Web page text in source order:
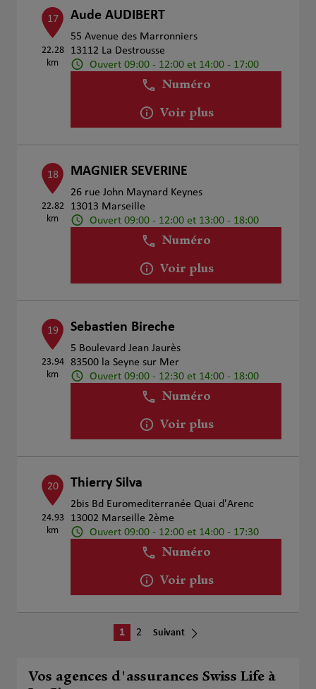
17
22.28
km
Aude AUDIBERT
55 Avenue des Marronniers
13112 La Destrousse
Ouvert 09:00 - 12:00 et 14:00 - 17:00
Numéro
Voir plus
18
22.82
km
MAGNIER SEVERINE
26 rue John Maynard Keynes
13013 Marseille
Ouvert 09:00 - 12:00 et 13:00 - 18:00
Numéro
Voir plus
19
23.94
km
Sebastien Bireche
5 Boulevard Jean Jaurès
83500 la Seyne sur Mer
Ouvert 09:00 - 12:30 et 14:00 - 18:00
Numéro
Voir plus
20
24.93
km
Thierry Silva
2bis Bd Euromediterranée Quai d'Arenc
13002 Marseille 2ème
Ouvert 09:00 - 12:00 et 14:00 - 17:30
Numéro
Voir plus
1 2 Suivant
Vos agences d'assurances Swiss Life à